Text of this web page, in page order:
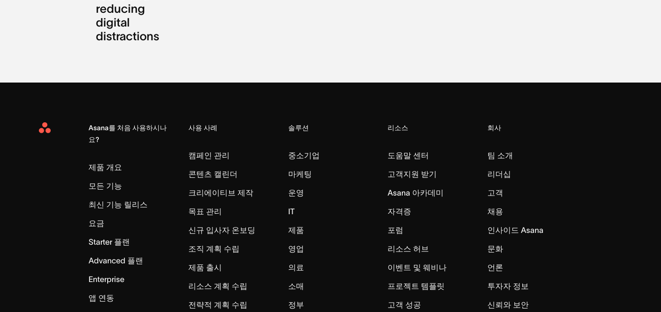
reducing
digital
distractions
Asana
Asana를 처음 사용하시나
요?
제품 개요
모든 기능
최신 기능 릴리스
요금
Starter 플랜
Advanced 플랜
Enterprise
앱 연동
사용 사례
캠페인 관리
콘텐츠 캘린더
크리에이티브 제작
목표 관리
신규 입사자 온보딩
조직 계획 수립
제품 출시
리소스 계획 수립
전략적 계획 수립
솔루션
중소기업
마케팅
운영
IT
제품
영업
의료
소매
정부
리소스
도움말 센터
고객지원 받기
Asana 아카데미
자격증
포럼
리소스 허브
이벤트 및 웨비나
프로젝트 템플릿
고객 성공
회사
팀 소개
리더십
고객
채용
인사이드 Asana
문화
언론
투자자 정보
신뢰와 보안